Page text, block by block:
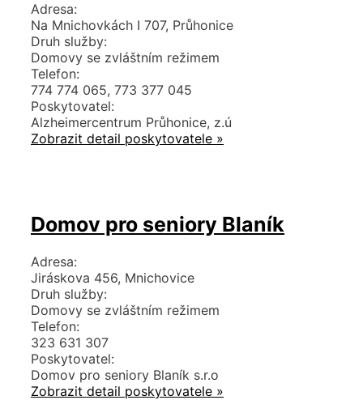
Adresa:
Na Mnichovkách I 707, Průhonice
Druh služby:
Domovy se zvláštním režimem
Telefon:
774 774 065, 773 377 045
Poskytovatel:
Alzheimercentrum Průhonice, z.ú
Zobrazit detail poskytovatele »
Domov pro seniory Blaník
Adresa:
Jiráskova 456, Mnichovice
Druh služby:
Domovy se zvláštním režimem
Telefon:
323 631 307
Poskytovatel:
Domov pro seniory Blaník s.r.o
Zobrazit detail poskytovatele »